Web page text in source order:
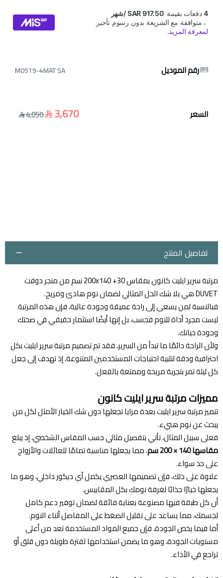
رقم الموديل M0519-4MAT SA
السعر 3,670
4,050
تفاصيل المنتج
مرتبة سرير ايليت كانون بمقاس 200x140 +30 سم من متجر دوفت
DUVET هي بلا شك الحل المثالي لضمان نوم هادئ ومريح.
فبالنسبة لمن يسعى إلى راحة عميقة وجودة عالية، فإن هذه المرتبة
ليست مجرد أداة للنوم فحسب، بل إنها أيضًا استثمار حقيقي في صحتك
وجودة حياتك.
ولأن الراحة دائمًا ما تبدأ من السرير، فقد تم تصميم مرتبة سرير ايليت بكل
احترافية ودقة لتلبية احتياجات المستخدمين المتنوعة، إذ تهدف إلى جعل
كل ليلة تمر بتجربة مريحة وممتعة بالفعل.
مميزات مرتبة سرير ايليت كانون
تتميز مرتبة سرير ايليت بعدة مزايا تجعلها دون شك الخيار الأمثل لكل من
يبحث عن نوم هنيء.
فعلى سبيل المثال، تأتي بتفصيل مثالي حسب المقاس الشخصي، إذ يبلغ
مقاسها 140 × 200 سم
، مما يجعلها مناسبة تمامًا للعائلات والأزواج
على حد سواء.
علاوة على ذلك، فإن تصميمها العصري يكمل أي ديكور داخلي، وهو ما
يجعلها خيارًا جذابًا لغرفة نومك بكل المقاييس.
أن كل طبقة فيها مصنوعة بعناية فائقة لضمان توفير دعم كامل
لجسمك، مما يساعد على تقليل الضغط على المفاصل أثناء النوم.
أما فيما يخص الجودة، فإن جميع المواد المستخدمة تعد من أعلى
مستويات الجودة، وهو ما يضمن استخدامها لفترة طويلة دون قلق أو
تراجع في الأداء.